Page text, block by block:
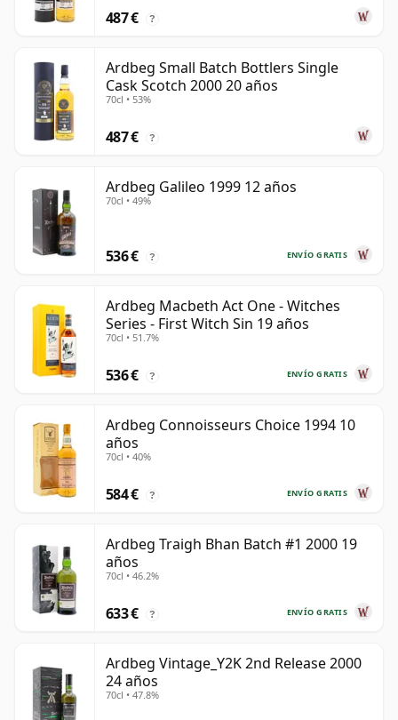
487 € ?
Ardbeg Small Batch Bottlers Single
Cask Scotch 2000 20 años
70cl • 53%
487 € ?
Ardbeg Galileo 1999 12 años
70cl • 49%
ENVÍO GRATIS
536 € ?
Ardbeg Macbeth Act One - Witches
Series - First Witch Sin 19 años
70cl • 51.7%
ENVÍO GRATIS
536 € ?
Ardbeg Connoisseurs Choice 1994 10
años
70cl • 40%
ENVÍO GRATIS
584 € ?
Ardbeg Traigh Bhan Batch #1 2000 19
años
70cl • 46.2%
ENVÍO GRATIS
633 € ?
Ardbeg Vintage_Y2K 2nd Release 2000
24 años
70cl • 47.8%